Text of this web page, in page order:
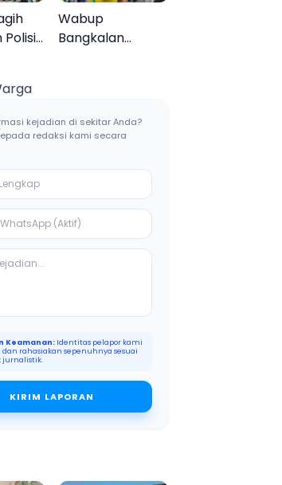
Polisi
Wabup
Bangkalan
Ketiban Berkah
kejadian di sekitar Anda?
redaksi kami secara
Keamanan: Identitas pelapor kami
rahasiakan sepenuhnya sesuai
jurnalistik.
KIRIM LAPORAN